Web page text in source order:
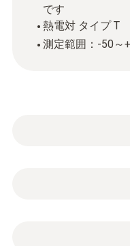
です
熱電対 タイプ T
測定範囲：-50
T熱電対超高速防